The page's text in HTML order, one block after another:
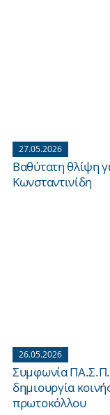
27.05.2026
Βαθύτατη θλίψη
Κωνσταντινίδη
26.05.2026
Συμφωνία ΠΑ.Σ.Π.
δημιουργία
πρωτοκόλλου